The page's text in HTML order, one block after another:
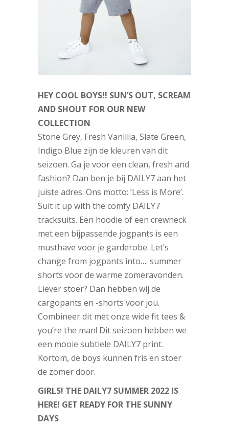
HEY COOL BOYS!! SUN’S OUT, SCREAM
AND SHOUT FOR OUR NEW
COLLECTION
Stone Grey, Fresh Vanillia, Slate Green,
Indigo Blue zijn de kleuren van dit
seizoen. Ga je voor een clean, fresh and
fashion? Dan ben je bij DAILY7 aan het
juiste adres. Ons motto: ‘Less is More’.
Suit it up with the comfy DAILY7
tracksuits. Een hoodie of een crewneck
met een bijpassende jogpants is een
musthave voor je garderobe. Let’s
change from jogpants into…. summer
shorts voor de warme zomeravonden.
Liever stoer? Dan hebben wij de
cargopants en -shorts voor jou.
Combineer dit met onze wide fit tees &
you’re the man! Dit seizoen hebben we
een mooie subtiele DAILY7 print.
Kortom, de boys kunnen fris en stoer
de zomer door.
GIRLS! THE DAILY7 SUMMER 2022 IS
HERE! GET READY FOR THE SUNNY
DAYS